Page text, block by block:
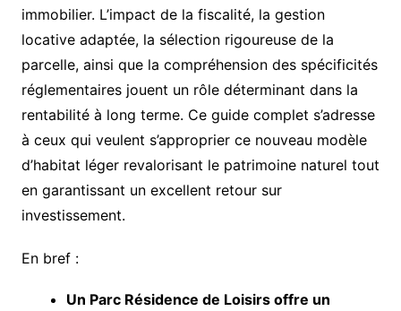
immobilier. L’impact de la fiscalité, la gestion
locative adaptée, la sélection rigoureuse de la
parcelle, ainsi que la compréhension des spécificités
réglementaires jouent un rôle déterminant dans la
rentabilité à long terme. Ce guide complet s’adresse
à ceux qui veulent s’approprier ce nouveau modèle
d’habitat léger revalorisant le patrimoine naturel tout
en garantissant un excellent retour sur
investissement.
En bref :
Un Parc Résidence de Loisirs offre un